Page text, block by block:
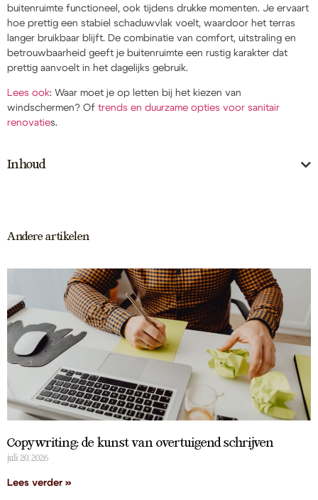
buitenruimte functioneel, ook tijdens drukke momenten. Je ervaart
hoe prettig een stabiel schaduwvlak voelt, waardoor het terras
langer bruikbaar blijft. De combinatie van comfort, uitstraling en
betrouwbaarheid geeft je buitenruimte een rustig karakter dat
prettig aanvoelt in het dagelijks gebruik.
Lees ook: Waar moet je op letten bij het kiezen van
windschermen? Of trends en duurzame opties voor sanitair
renovaties.
Inhoud
Andere artikelen
Copywriting: de kunst van overtuigend schrijven
juli 20, 2026
Lees verder »